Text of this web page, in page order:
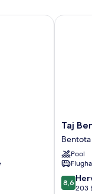
Taj
Bentota
Resort
&
Spa
Bentota
Taj
Bentota
Pool
8.6
von
8,6
203
Taj